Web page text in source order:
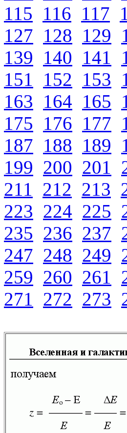
115 116 117
127 128 129
139 140 141
151
152 153
163 164 165
175 176 177
187 188 189
199 200 201
211 212 213
223 224 225
235 236 237
247 248 249
259 260 261
271 272 273